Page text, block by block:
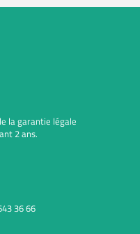
la garantie légale
2 ans.
36 66